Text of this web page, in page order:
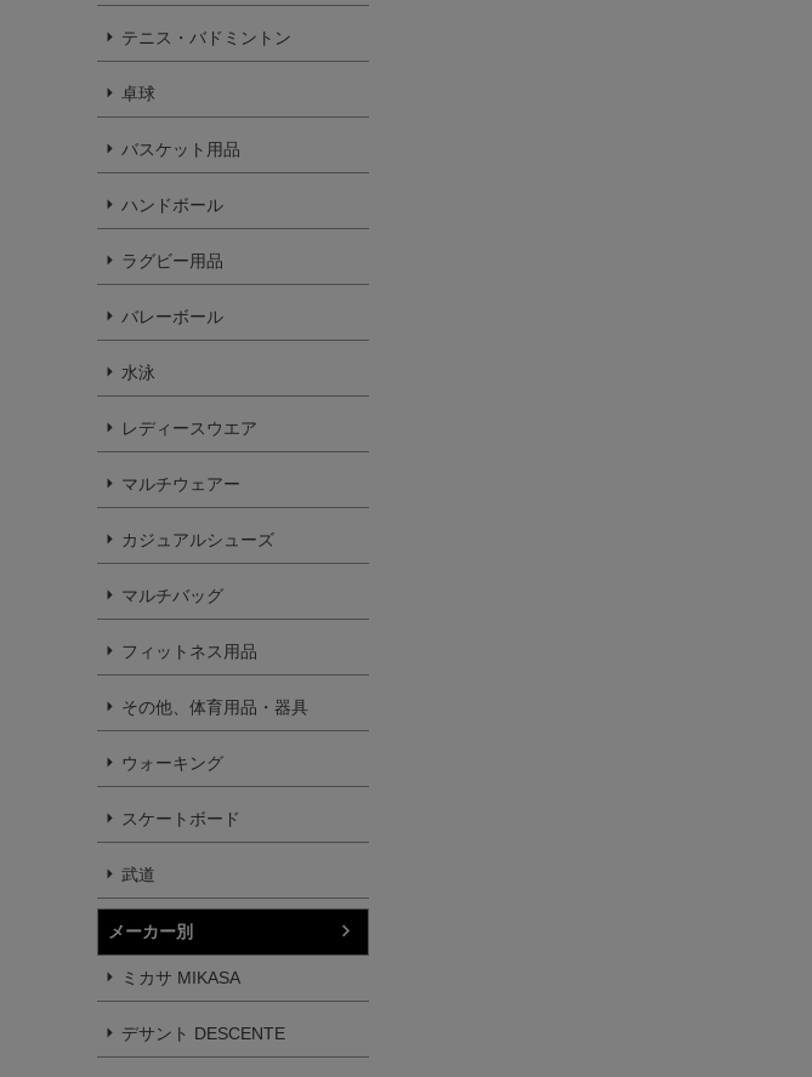
テニス・バドミントン
卓球
バスケット用品
ハンドボール
ラグビー用品
バレーボール
水泳
レディースウエア
マルチウェアー
カジュアルシューズ
マルチバッグ
フィットネス用品
その他、体育用品・器具
ウォーキング
スケートボード
武道
メーカー別
ミカサ MIKASA
デサント DESCENTE